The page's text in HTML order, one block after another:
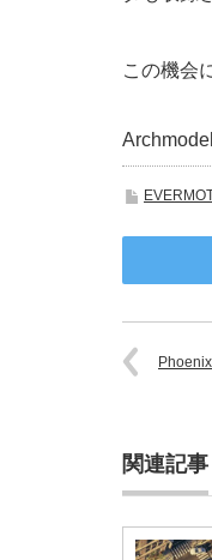
この機会
関連記事